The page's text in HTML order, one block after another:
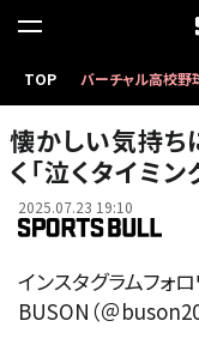
TOP バーチャル高校野
懐かしい気持ち
く「泣くタイミ
2025.07.23 19:10
インスタグラムフォ
BUSON（＠